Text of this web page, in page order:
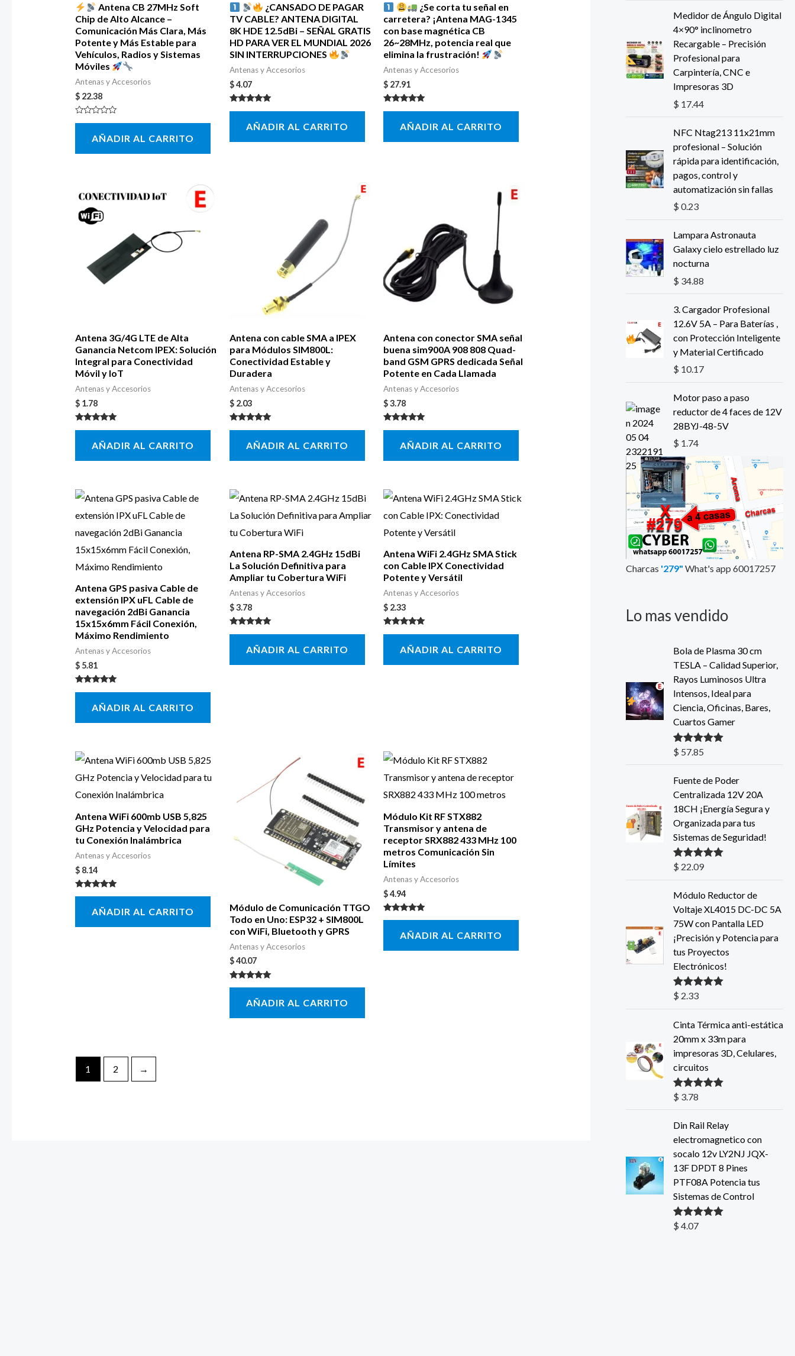
Antena CB 27MHz Soft
Chip de Alto Alcance –
Comunicación Más Clara, Más
Potente y Más Estable para
Vehículos, Radios y Sistemas
Móviles
Antenas y Accesorios
$22.38
Valorado
5
AÑADIR AL CARRITO
¿CANSADO DE PAGAR
TV CABLE? ANTENA DIGITAL
8K HDE 12.5dBi – SEÑAL GRATIS
HD PARA VER EL MUNDIAL 2026
SIN INTERRUPCIONES
Antenas y Accesorios
$4.07
Valorado con
AÑADIR AL CARRITO
¿Se corta tu señal en
carretera? ¡Antena MAG-1345
con base magnética CB
26~28MHz, potencia real que
elimina la frustración!
Antenas y Accesorios
$ 27.91
Valorado con
AÑADIR AL CARRITO
Antena 3G/4G LTE de Alta
Ganancia Netcom IPEX: Solución
Integral para Conectividad
Móvil y IoT
Antenas y Accesorios
$1.78
Valorado con
AÑADIR AL CARRITO
Antena con cable SMA a IPEX
para Módulos SIM800L:
Conectividad Estable y
Duradera
Antenas y Accesorios
$2.03
Valorado con
AÑADIR AL CARRITO
Antena con conector SMA señal
buena sim900A 908 808 Quad-
band GSM GPRS dedicada Señal
Potente en Cada Llamada
Antenas y Accesorios
$3.78
Valorado con
AÑADIR AL CARRITO
Antena GPS pasiva Cable de
extensión IPX uFL Cable de
navegación 2dBi Ganancia
15x15x6mm Fácil Conexión,
Máximo Rendimiento
Antenas y Accesorios
$5.81
Valorado con
AÑADIR AL CARRITO
Antena RP-SMA 2.4GHz 15dBi
La Solución Definitiva para
Ampliar tu Cobertura WiFi
Antenas y Accesorios
$3.78
Valorado con
AÑADIR AL CARRITO
Antena WiFi 2.4GHz SMA Stick
con Cable IPX Conectividad
Potente y Versátil
Antenas y Accesorios
$ 2.33
Valorado con
AÑADIR AL CARRITO
Antena WiFi 600mb USB 5,825
GHz Potencia y Velocidad para
tu Conexión Inalámbrica
Antenas y Accesorios
$8.14
Valorado con
AÑADIR AL CARRITO
Módulo de Comunicación TTGO
Todo en Uno: ESP32 + SIM800L
con WiFi, Bluetooth y GPRS
Antenas y Accesorios
$40.07
Valorado con
AÑADIR AL CARRITO
Módulo Kit RF STX882
Transmisor y antena de
receptor SRX882 433 MHz 100
metros Comunicación Sin
Límites
Antenas y Accesorios
$4.94
Valorado con
AÑADIR AL CARRITO
1 2 →
0
.
e
r
a
:
$
.
0
5
.
:
$
3
1
.
r
i
g
i
n
a
l
r
a
:
$
1
6
.
c
t
u
a
l
e
$
0
.
8
Medidor de Ángulo Digital
4×90° inclinometro
Recargable – Precisión
Profesional para
Carpintería, CNC e
Impresoras 3D
$ 17.44
NFC Ntag213 11x21mm
profesional – Solución
rápida para identificación,
pagos, control y
automatización sin fallas
$ 0.23
Lampara Astronauta
Galaxy cielo estrellado luz
nocturna
$ 34.88
3. Cargador Profesional
12.6V 5A – Para Baterías ,
con Protección Inteligente
y Material Certificado
$ 10.17
Motor paso a paso
reductor de 4 faces de 12V
28BYJ-48-5V
$ 1.74
Charcas '279" What's app 60017257
Lo mas vendido
Bola de Plasma 30 cm
TESLA – Calidad Superior,
Rayos Luminosos Ultra
Intensos, Ideal para
Ciencia, Oficinas, Bares,
Cuartos Gamer
Valorado con
$ 57.85
Fuente de Poder
Centralizada 12V 20A
18CH ¡Energía Segura y
Organizada para tus
Sistemas de Seguridad!
Valorado con
$ 22.09
Módulo Reductor de
Voltaje XL4015 DC-DC 5A
75W con Pantalla LED
¡Precisión y Potencia para
tus Proyectos
Electrónicos!
Valorado con
$ 2.33
Cinta Térmica anti-estática
20mm x 33m para
impresoras 3D, Celulares,
circuitos
Valorado con
$ 3.78
Din Rail Relay
electromagnetico con
socalo 12v LY2NJ JQX-
13F DPDT 8 Pines
PTF08A Potencia tus
Sistemas de Control
Valorado con
$ 4.07